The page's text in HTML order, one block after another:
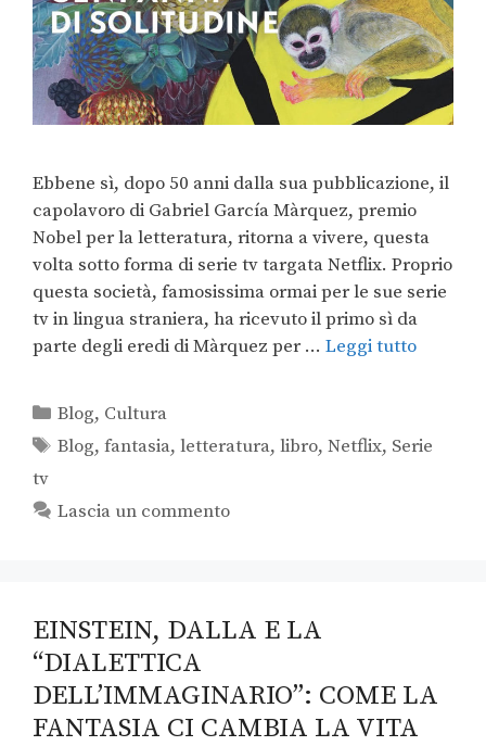
Ebbene sì, dopo 50 anni dalla sua pubblicazione, il
capolavoro di Gabriel García Màrquez, premio
Nobel per la letteratura, ritorna a vivere, questa
volta sotto forma di serie tv targata Netflix. Proprio
questa società, famosissima ormai per le sue serie
tv in lingua straniera, ha ricevuto il primo sì da
parte degli eredi di Màrquez per … Leggi tutto
Blog, Cultura
Blog,fantasia,letteratura,libro,Netflix, Serie
tv
Lascia un commento
EINSTEIN, DALLA E LA
“DIALETTICA
DELL’IMMAGINARIO”: COME LA
FANTASIA CI CAMBIA LA VITA